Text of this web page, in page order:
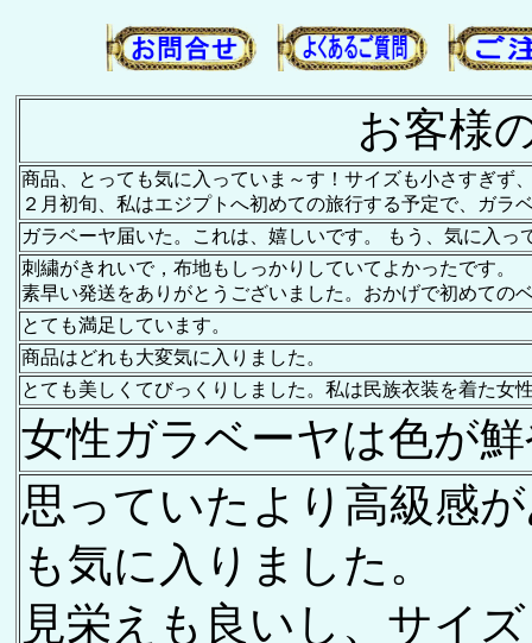
お客様
商品、とっても気に入っていま～す！サイズも小さすぎず
２月初旬、私はエジプトへ初めての旅行する予定で、ガラ
ガラベーヤ届いた。これは、嬉しいです。 もう、気に入
刺繍がきれいで，布地もしっかりしていてよかったです。
素早い発送をありがとうございました。おかげで初めての
とても満足しています。
商品はどれも大変気に入りました。
とても美しくてびっくりしました。私は民族衣装を着た女
女性ガラベーヤは色が
思っていたより高級感
も気に入りました。
見栄えも良いし、サイ